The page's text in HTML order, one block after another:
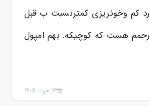
منظم بود الان یه هفته بادرد کم وخونریزی کمترنسبت ب قبل
دارم، احتمال پلیپ رحمم هست که کوچیکه. بهم امپول
13 خرداد 1405